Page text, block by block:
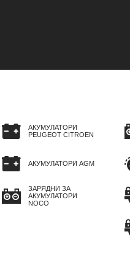
АКУМУЛАТОРИ
PEUGEOT CITROEN
АКУМУЛАТОРИ AGM
ЗАРЯДНИ ЗА
АКУМУЛАТОРИ
NOCO